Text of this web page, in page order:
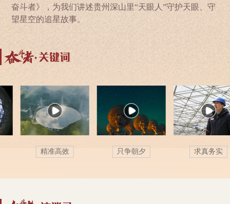
奋斗者》，为我们讲述贵州深山里“天眼人”守护天眼、守
望星空的追星故事。
精准高效 只争朝夕 求真务实